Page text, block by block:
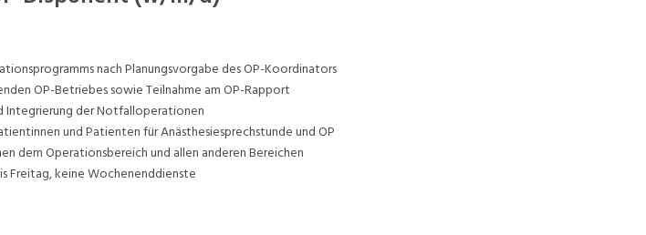
nach Planungsvorgabe des OP-Koordinators
OP-Betriebes sowie Teilnahme am OP-Rapport
Integrierung der Notfalloperationen
und Patienten für Anästhesiesprechstunde und OP
dem Operationsbereich und allen anderen Bereichen
Freitag, keine Wochenenddienste